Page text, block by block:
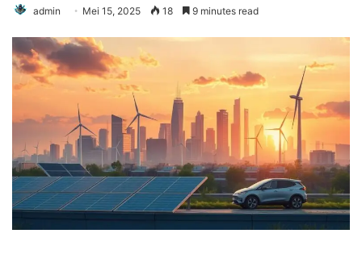
admin Mei 15, 2025 18 9 minutes read